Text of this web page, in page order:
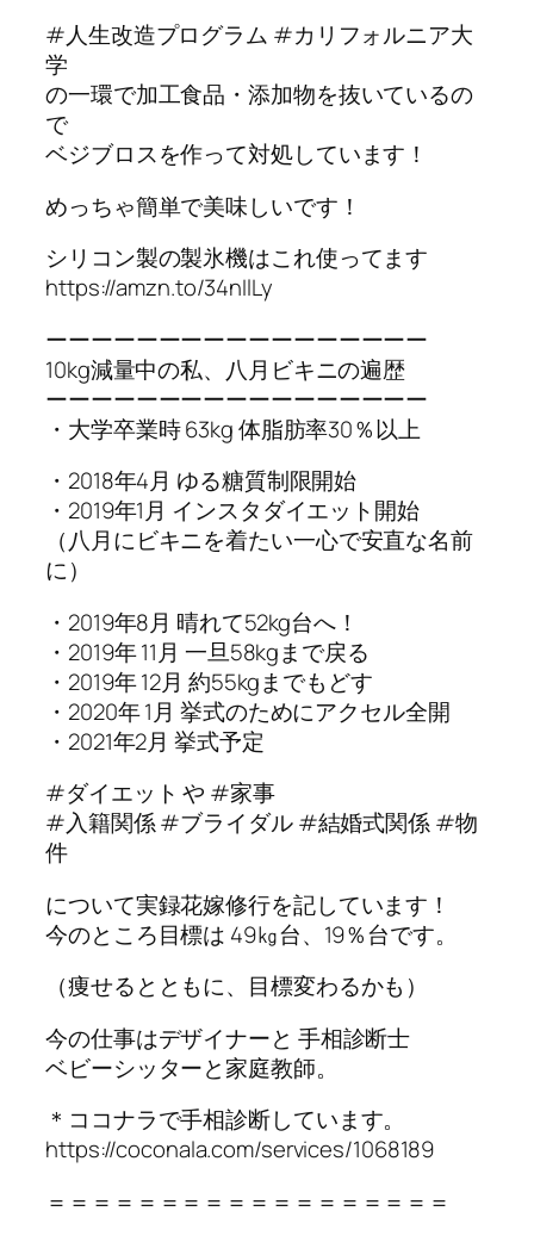
#人生改造プログラム #カリフォルニア大
学
の一環で加工食品・添加物を抜いているの
で
ベジブロスを作って対処しています！
めっちゃ簡単で美味しいです！
シリコン製の製氷機はこれ使ってます
https://amzn.to/34nIlLy
ーーーーーーーーーーーーーーーーー
10kg減量中の私、八月ビキニの遍歴
ーーーーーーーーーーーーーーーーー
・大学卒業時 63kg 体脂肪率30％以上
・2018年4月 ゆる糖質制限開始
・2019年1月 インスタダイエット開始
（八月にビキニを着たい一心で安直な名前
に）
・2019年8月 晴れて52kg台へ！
・2019年 11月 一旦58kgまで戻る
・2019年 12月 約55kgまでもどす
・2020年 1月 挙式のためにアクセル全開
・2021年2月 挙式予定
#ダイエット や #家事
#入籍関係 #ブライダル #結婚式関係 #物
件
について実録花嫁修行を記しています！
今のところ目標は 49㎏台、19％台です。
（痩せるとともに、目標変わるかも）
今の仕事はデザイナーと 手相診断士
ベビーシッターと家庭教師。
＊ココナラで手相診断しています。
https://coconala.com/services/1068189
＝＝＝＝＝＝＝＝＝＝＝＝＝＝＝＝＝＝